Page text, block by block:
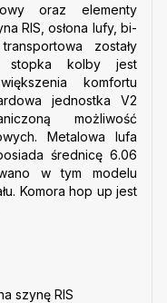
oraz elementy
RIS, osłona lufy, bi-
zostały
stopka kolby jest
komfortu
jednostka V2
możliwość
Metalowa lufa
średnicę 6.06
w tym modelu
Komora hop up jest
szynę RIS